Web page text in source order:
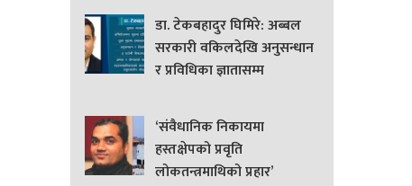
डा. टेकबहादुर घिमिरे: अब्बल
सरकारी वकिलदेखि अनुसन्धान
र प्रविधिका ज्ञातासम्म
‘संवैधानिक निकायमा
हस्तक्षेपको प्रवृति
लोकतन्त्रमाथिको प्रहार’